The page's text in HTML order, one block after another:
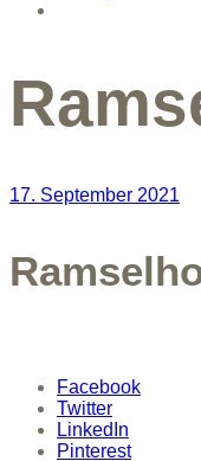
17. September 2021
Facebook
Twitter
LinkedIn
Pinterest